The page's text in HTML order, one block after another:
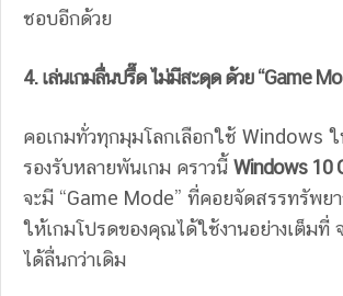
ชอบอีกด้วย
4. เล่นเกมลื่นปรื๊ด ไม่มีสะดุด ด้วย“Game
คอเกมทั่วทุกมุมโลกเลือกใช้ Windows ใ
รองรับหลายพันเกม คราวนี้ Windows 10
จะมี “Game Mode” ที่คอยจัดสรรทรัพย
ให้เกมโปรดของคุณได้ใช้งานอย่างเต็มที่
ได้ลื่นกว่าเดิม